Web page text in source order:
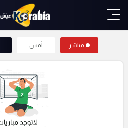
مباشر أمس